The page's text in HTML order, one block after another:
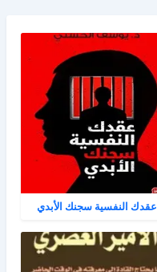
عقدك النفسية سجنك الأبدي